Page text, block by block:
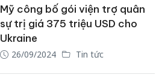
Mỹ công bố gói viện trợ quân
sự trị giá 375 triệu USD cho
Ukraine
26/09/2024 Tin tức